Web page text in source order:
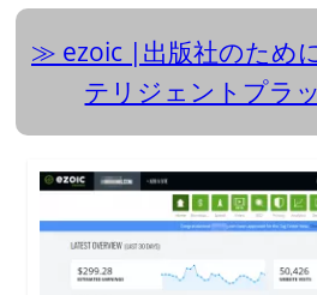
ezoic |出版社のため
テリジェントプラ